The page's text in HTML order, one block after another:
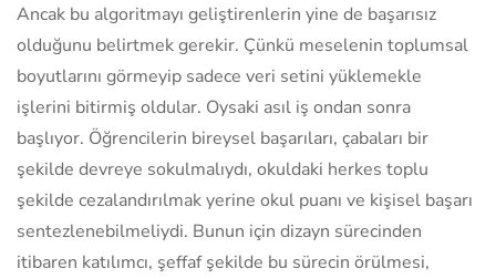
Ancak bu algoritmayı geliştirenlerin yine de başarısız
olduğunu belirtmek gerekir. Çünkü meselenin toplumsal
boyutlarını görmeyip sadece veri setini yüklemekle
işlerini bitirmiş oldular. Oysaki asıl iş ondan sonra
başlıyor. Öğrencilerin bireysel başarıları, çabaları bir
şekilde devreye sokulmalıydı, okuldaki herkes toplu
şekilde cezalandırılmak yerine okul puanı ve kişisel başarı
sentezlenebilmeliydi. Bunun için dizayn sürecinden
itibaren katılımcı, şeffaf şekilde bu sürecin örülmesi,